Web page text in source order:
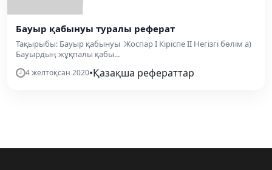
Бауыр қабынуы туралы реферат
Тақырыбы: Бауыр қабынуы Жоспар І Кіріспе ІІ Негізгі бөлім а)
Бауырдың жұқпалы қабы...
4 желтоқсан 2020•Қазақша рефераттар